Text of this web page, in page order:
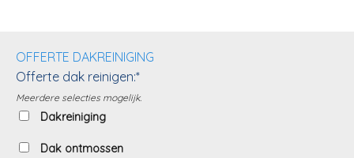
OFFERTE DAKREINIGING
Offerte dak reinigen:*
Meerdere selecties mogelijk.
Dakreiniging
Dak ontmossen